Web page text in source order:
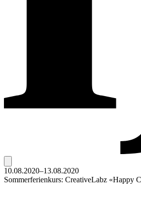
10.08.2020–13.08.2020
Sommerferienkurs: CreativeLabz «Happy